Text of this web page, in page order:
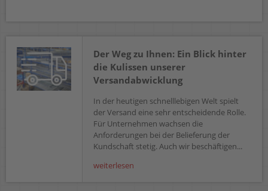
Der Weg zu Ihnen: Ein Blick hinter
die Kulissen unserer
Versandabwicklung
In der heutigen schnelllebigen Welt spielt
der Versand eine sehr entscheidende Rolle.
Für Unternehmen wachsen die
Anforderungen bei der Belieferung der
Kundschaft stetig. Auch wir beschäftigen...
weiterlesen